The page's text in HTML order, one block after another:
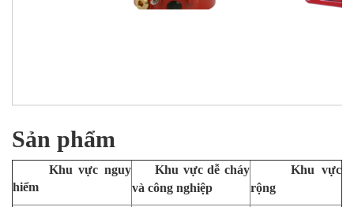
Sản phẩm
Khu vực nguy
hiểm
Khu vực dễ cháy
và công nghiệp
Khu vực
rộng